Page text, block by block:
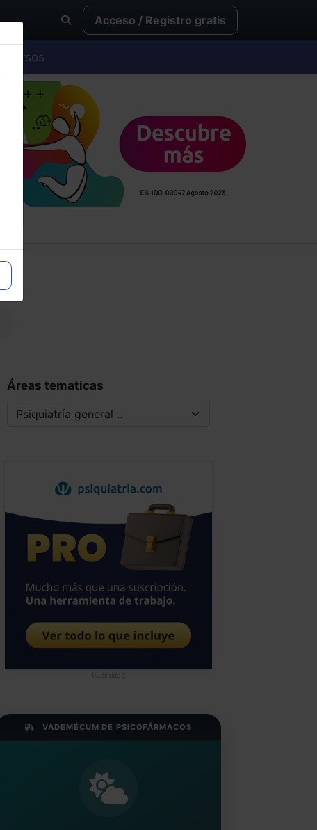
Acceso / Registro gratis
Cursos
Áreas tematicas
Publicidad
VADEMÉCUM DE PSICOFÁRMACOS